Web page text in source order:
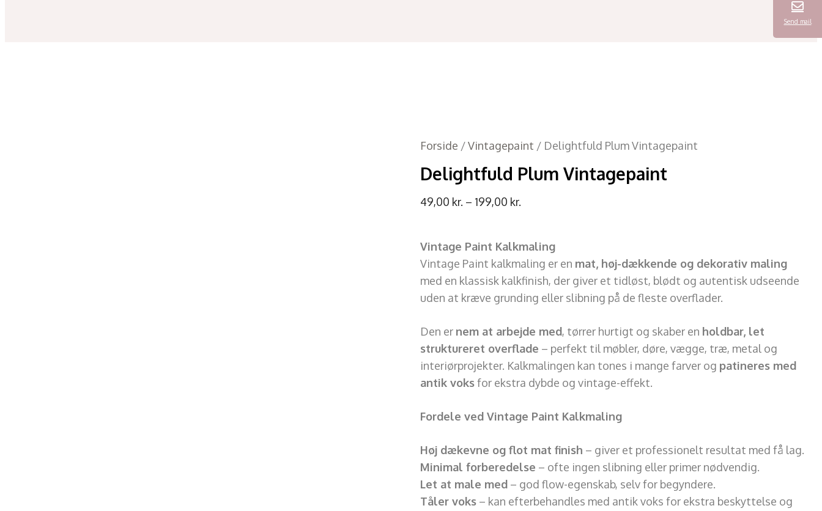
Forside /Vintagepaint / Delightfuld Plum Vintagepaint
Delightfuld Plum Vintagepaint
49,00 kr. – 199,00 kr.
Vintage Paint Kalkmaling
Vintage Paint kalkmaling er en mat, høj-dækkende og dekorativ maling
med en klassisk kalkfinish, der giver et tidløst, blødt og autentisk udseende
uden at kræve grunding eller slibning på de fleste overflader.
Den er nem at arbejde med, tørrer hurtigt og skaber en holdbar, let
struktureret overflade – perfekt til møbler, døre, vægge, træ, metal og
interiørprojekter. Kalkmalingen kan tones i mange farver og patineres med
antik voksfor ekstra dybde og vintage-effekt.
Fordele ved Vintage Paint Kalkmaling
Høj dækevne og flot mat finish – giver et professionelt resultat med få lag.
Minimal forberedelse – ofte ingen slibning eller primer nødvendig.
Let at male med – god flow-egenskab, selv for begyndere.
Tåler voks – kan efterbehandles med antik voks for ekstra beskyttelse og
Send mail